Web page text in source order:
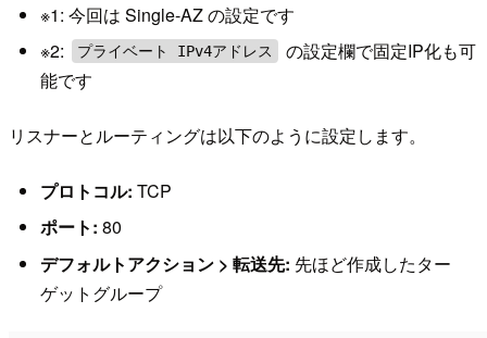
※1: 今回は Single-AZ の設定です
※2:
プライベート IPv4アドレス
の設定欄で固定IP化も可
能です
リスナーとルーティングは以下のように設定します。
プロトコル: TCP
ポート: 80
デフォルトアクション > 転送先: 先ほど作成したター
ゲットグループ